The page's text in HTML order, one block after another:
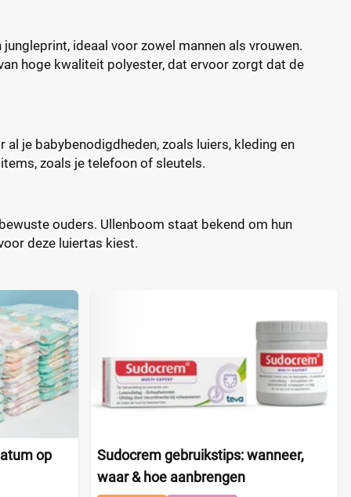
ideaal voor zowel mannen als vrouwen.
hoge kwaliteit polyester, dat ervoor zorgt dat de
je babybenodigdheden, zoals luiers, kleding en
zoals je telefoon of sleutels.
ouders. Ullenboom staat bekend om hun
deze luiertas kiest.
op
Sudocrem gebruikstips: wanneer,
waar & hoe aanbrengen